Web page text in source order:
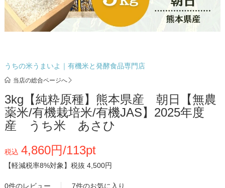
うちの米うまいよ｜有機米と発酵食品専門店
当店の総合ページへ
3kg【純粋原種】熊本県産 朝日【無農
薬米/有機栽培米/有機JAS】2025年度
産 うち米 あさひ
税込 4,860円/113pt
【軽減税率8%対象】 税抜 4,500円
0件のレビュー 7件のお気に入り